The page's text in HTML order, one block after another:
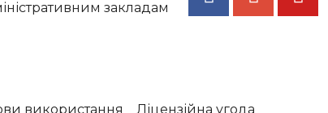
закладам
використання Ліцензійна угода